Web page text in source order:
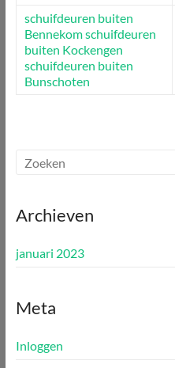
schuifdeuren buiten
Bennekomschuifdeuren
buiten Kockengen
schuifdeuren buiten
Bunschoten
Archieven
januari 2023
Meta
Inloggen